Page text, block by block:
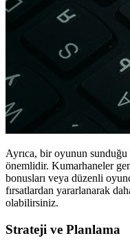
Ayrıca, bir oyunun
önemlidir. Kumarhaneler
bonusları veya düzenli
fırsatlardan yararlanarak
olabilirsiniz.
Strateji ve Planlama